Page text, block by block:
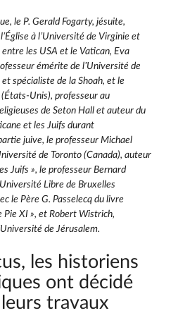
le P. Gerald Fogarty, jésuite,
à l’Université de Virginie et
les USA et le Vatican, Eva
émérite de l’Université de
spécialiste de la Shoah, et le
Unis), professeur au
de Seton Hall et auteur du
et les Juifs durant
juive, le professeur Michael
de Toronto (Canada), auteur
Juifs », le pro­fesseur Bernard
Libre de Bruxelles
le Père G. Passelecq du livre
Pie XI », et Robert Wistrich,
de Jérusalem.
les historiens
ont décidé
travaux